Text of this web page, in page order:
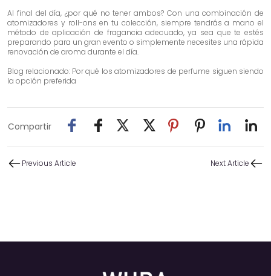
Al final del día, ¿por qué no tener ambos? Con una combinación de
atomizadores y roll-ons en tu colección, siempre tendrás a mano el
método de aplicación de fragancia adecuado, ya sea que te estés
preparando para un gran evento o simplemente necesites una rápida
renovación de aroma durante el día.
Blog relacionado: Por qué los atomizadores de perfume siguen siendo
la opción preferida
Compartir
Previous Article Next Article